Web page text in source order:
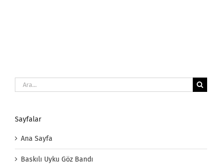
Ara:
Sayfalar
Ana Sayfa
Baskılı Uyku Göz Bandı